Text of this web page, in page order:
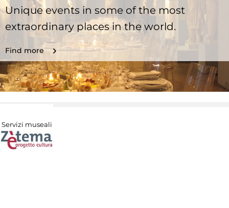
Unique events in some of the most
extraordinary places in the world.
Find more
Servizi museali